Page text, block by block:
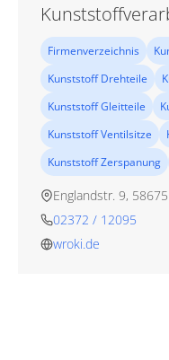
Firmenverzeichnis
Kunststoff Drehteile
Kunststoff Gleitteile
Kunststoff Ventilsitze
Kunststoff Zerspanung
Englandstr. 9,
02372 / 12095
wroki.de